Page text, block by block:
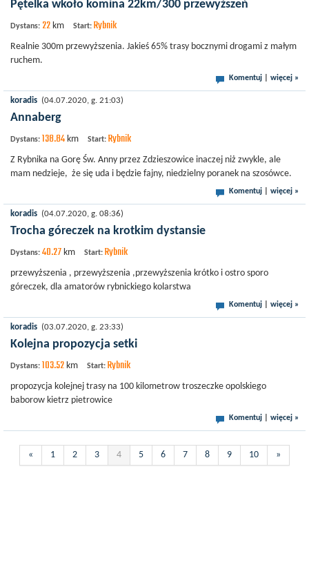
Pętelka wkoło komina 22km/300 przewyższeń
Dystans: 22 km Start: Rybnik
Realnie 300m przewyższenia. Jakieś 65% trasy bocznymi drogami z małym
ruchem.
Komentuj więcej »
koradis (04.07.2020, g. 21:03)
Annaberg
Dystans: 138.84 km Start: Rybnik
Z Rybnika na Gorę Św. Anny przez Zdzieszowice inaczej niż zwykle, ale
mam nedzieje, że się uda i będzie fajny, niedzielny poranek na szosówce.
Komentuj więcej »
koradis (04.07.2020, g. 08:36)
Trocha góreczek na krotkim dystansie
Dystans: 40.27 km Start: Rybnik
przewyższenia , przewyższenia ,przewyższenia krótko i ostro sporo
góreczek, dla amatorów rybnickiego kolarstwa
Komentuj więcej »
koradis (03.07.2020, g. 23:33)
Kolejna propozycja setki
Dystans: 103.52 km Start: Rybnik
propozycja kolejnej trasy na 100 kilometrow troszeczke opolskiego
baborow kietrz pietrowice
Komentuj więcej »
« 1 2 3 4 5 6 7 8 9 10 »